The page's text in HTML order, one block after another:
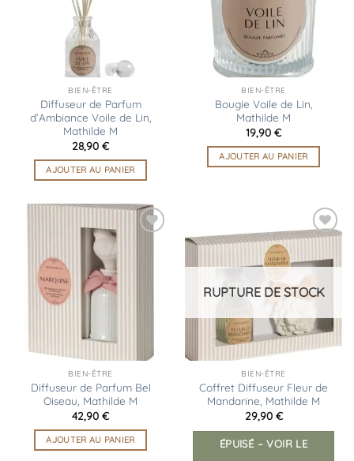
BIEN-ÊTRE
Diffuseur de Parfum
d’Ambiance Voile de Lin,
Mathilde M
28,90 €
AJOUTER AU PANIER
BIEN-ÊTRE
Bougie Voile de Lin,
Mathilde M
19,90 €
AJOUTER AU PANIER
BIEN-ÊTRE
Diffuseur de Parfum Bel
Oiseau, Mathilde M
42,90 €
AJOUTER AU PANIER
liste
d’envies
RUPTURE DE STOCK
BIEN-ÊTRE
Coffret Diffuseur Fleur de
Mandarine, Mathilde M
29,90 €
ÉPUISÉ – VOIR LE